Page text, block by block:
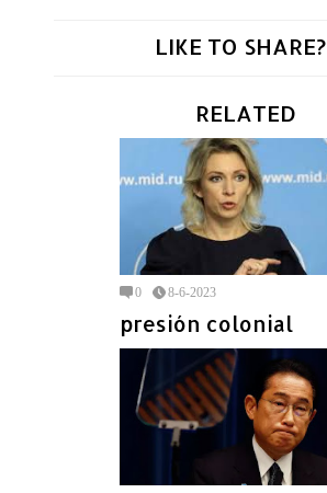
LIKE TO SHARE?
RELATED
0 8-6-2023
presión colonial